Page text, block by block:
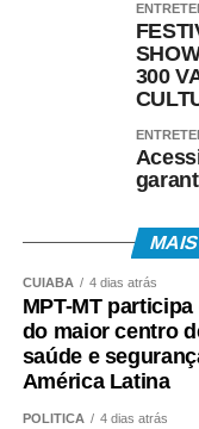
300
CUIABÁ 4 dias atrás
MPT-MT
do maior centro
saúde e
América Latina
POLÍTICA 4 dias atrás